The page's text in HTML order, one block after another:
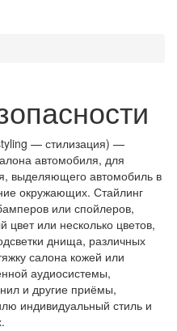
— стилизация) —
автомобиля, для
выделяющего автомобиль в
окружающих. Стайлинг
или спойлеров,
цвет или несколько цветов,
днища, различных
салона кожей или
аудиосистемы,
и другие приёмы,
индивидуальный стиль и